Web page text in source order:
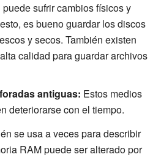
sufrir cambios físicos y
es bueno guardar los discos
y secos. También existen
calidad para guardar archivos
antiguas: Estos medios
deteriorarse con el tiempo.
se usa a veces para describir
RAM puede ser alterado por